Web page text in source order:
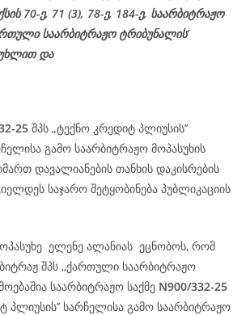
70-ე, 71 (3), 78-ე, 184-ე, საარბიტრაჟო
საარბიტრაჟო ტრიბუნალის’
და
25 შპს „ტექნო კრედიტ პლიუსის’’
გამო საარბიტრაჟო მოპასუხის
დავალიანების თანხის დაკისრების
საჯარო შეტყობინება პუბლიკაციის
ელენე ალანიას ეცნობოს, რომ
შპს ,,ქართული საარბიტრაჟო
საარბიტრაჟო საქმე N900/332-25
პლიუსის’’ სარჩელისა გამო საარბიტრაჟო